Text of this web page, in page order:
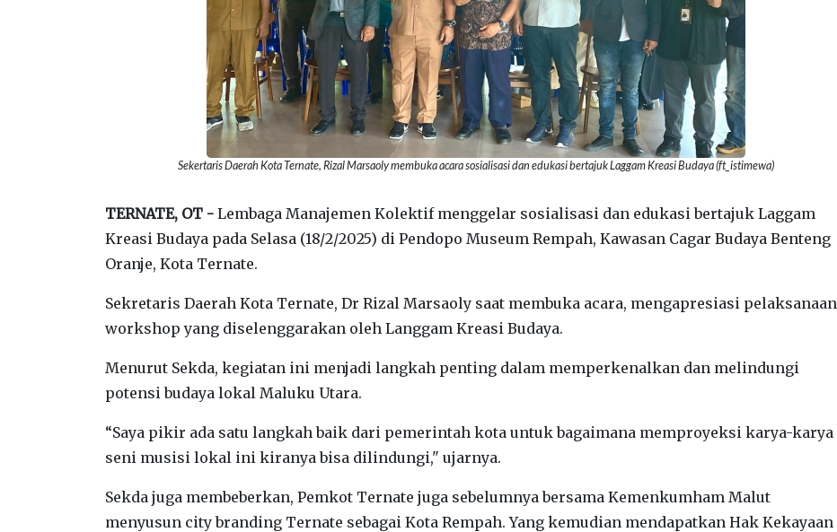
Sekertaris Daerah Kota Ternate, Rizal Marsaoly membuka acara sosialisasi dan edukasi bertajuk Laggam Kreasi Budaya (ft_istimewa)
TERNATE, OT - Lembaga Manajemen Kolektif menggelar sosialisasi dan edukasi bertajuk Laggam
Kreasi Budaya pada Selasa (18/2/2025) di Pendopo Museum Rempah, Kawasan Cagar Budaya Benteng
Oranje, Kota Ternate.
Sekretaris Daerah Kota Ternate, Dr Rizal Marsaoly saat membuka acara, mengapresiasi pelaksanaan
workshop yang diselenggarakan oleh Langgam Kreasi Budaya.
Menurut Sekda, kegiatan ini menjadi langkah penting dalam memperkenalkan dan melindungi
potensi budaya lokal Maluku Utara.
“Saya pikir ada satu langkah baik dari pemerintah kota untuk bagaimana memproyeksi karya-karya
seni musisi lokal ini kiranya bisa dilindungi," ujarnya.
Sekda juga membeberkan, Pemkot Ternate juga sebelumnya bersama Kemenkumham Malut
menyusun city branding Ternate sebagai Kota Rempah. Yang kemudian mendapatkan Hak Kekayaan